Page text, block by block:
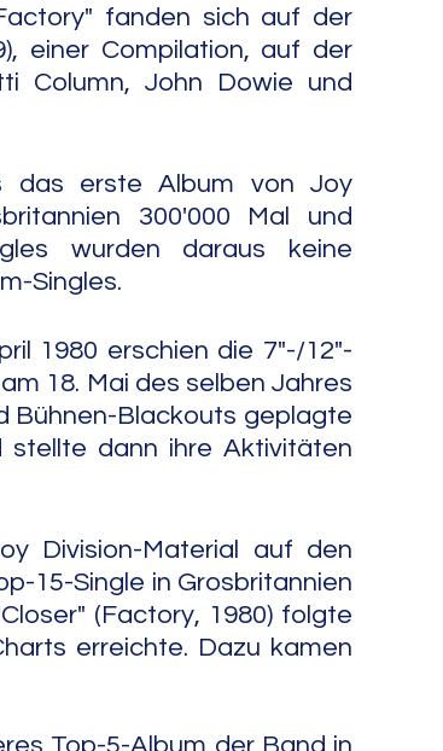
fanden sich auf der
einer Compilation, auf der
Column, John Dowie und
das erste Album von Joy
300'000 Mal und
wurden daraus keine
Singles.
1980 erschien die 7"-/12"-
18. Mai des selben Jahres
Bühnen-Blackouts geplagte
stellte dann ihre Aktivitäten
Division-Material auf den
15-Single in Grosbritannien
(Factory, 1980) folgte
erreichte. Dazu kamen
Top-5-Album der Band in